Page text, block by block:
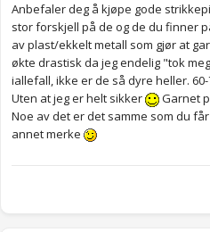
Anbefaler deg å kjøpe gode
stor forskjell på de og de du finner
av plast/ekkelt metall som gjør at
økte drastisk da jeg endelig "tok
iallefall, ikke er de så dyre heller.
Uten at jeg er helt sikker
Garnet
Noe av det er det samme som du
annet merke